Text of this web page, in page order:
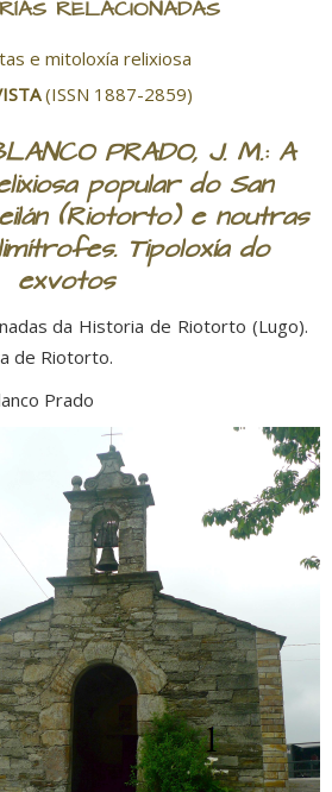
RELACIONADAS
e mitoloxía relixiosa
(ISSN 1887-2859)
PRADO, J. M.: A
popular do San
(Riotorto) e noutras
Tipoloxía do
exvotos
da Historia de Riotorto (Lugo).
de Riotorto.
Prado